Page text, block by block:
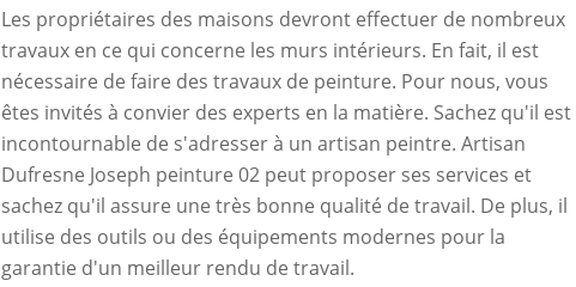
Les propriétaires des maisons devront effectuer de nombreux
travaux en ce qui concerne les murs intérieurs. En fait, il est
nécessaire de faire des travaux de peinture. Pour nous, vous
êtes invités à convier des experts en la matière. Sachez qu'il est
incontournable de s'adresser à un artisan peintre. Artisan
Dufresne Joseph peinture 02 peut proposer ses services et
sachez qu'il assure une très bonne qualité de travail. De plus, il
utilise des outils ou des équipements modernes pour la
garantie d'un meilleur rendu de travail.